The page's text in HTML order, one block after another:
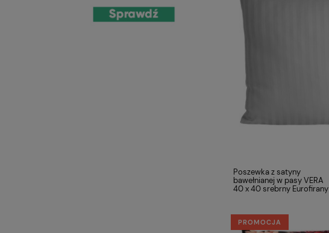
Poszewka z satyny
bawełnianej w pasy VERA
40 x 40 srebrny Eurofirany
PROMOCJA